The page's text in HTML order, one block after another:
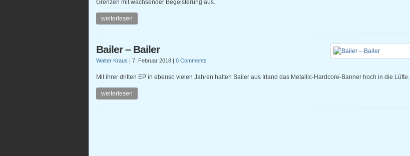
Grenzen mit wachsender Begeisterung aus.
weiterlesen
Bailer – Bailer
Walter Kraus | 7. Februar 2018 | 0 Comments
Mit ihrer dritten EP in ebenso vielen Jahren halten Bailer aus Irland das Metallic-Hardcore-Banner hoch in die Lüfte.
weiterlesen